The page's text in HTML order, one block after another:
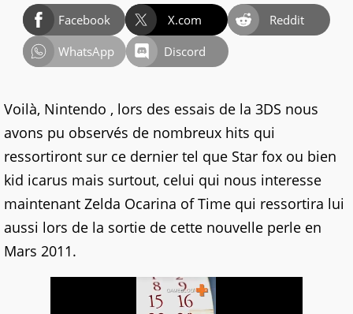
Facebook X.com
Reddit
WhatsApp
Discord
Voilà, Nintendo , lors des essais de la 3DS nous
avons pu observés de nombreux hits qui
ressortiront sur ce dernier tel que Star fox ou bien
kid icarus mais surtout, celui qui nous interesse
maintenant Zelda Ocarina of Time qui ressortira lui
aussi lors de la sortie de cette nouvelle perle en
Mars 2011.